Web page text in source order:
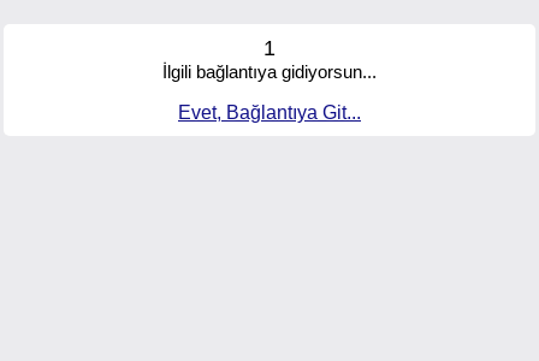
1
İlgili bağlantıya gidiyorsun...
Evet, Bağlantıya Git...